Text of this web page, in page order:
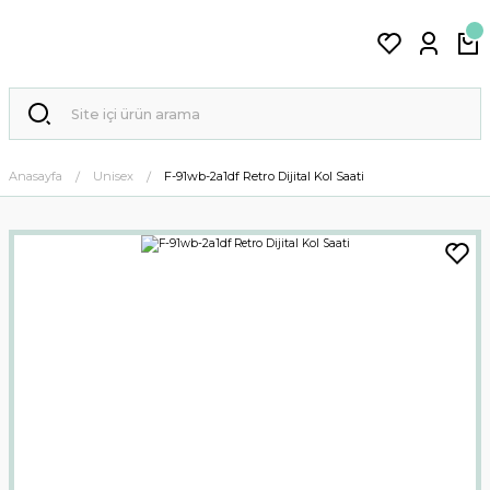
Anasayfa Unisex F-91wb-2a1df Retro Dijital Kol Saati